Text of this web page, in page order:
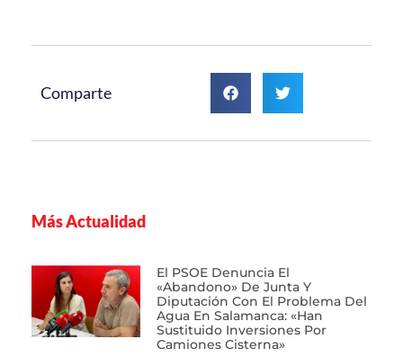
Comparte
Más Actualidad
El PSOE Denuncia El
«abandono» De Junta Y
Diputación Con El Problema Del
Agua En Salamanca: «Han
Sustituido Inversiones Por
Camiones Cisterna»